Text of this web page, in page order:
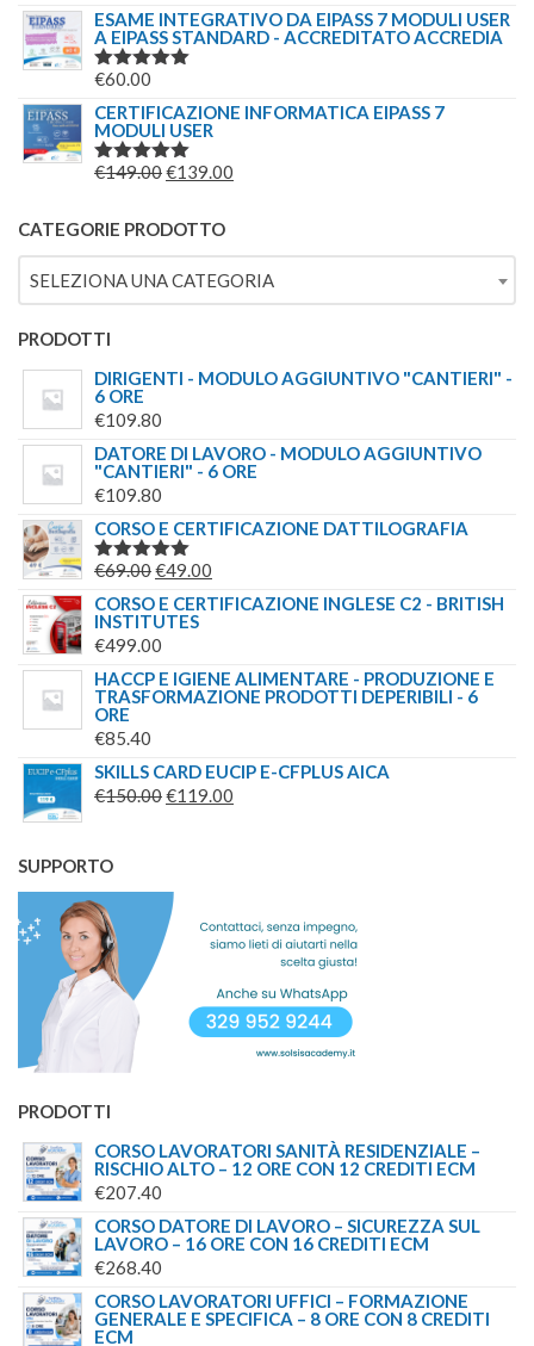
ESAME INTEGRATIVO DA EIPASS 7 MODULI USER
A EIPASS STANDARD - ACCREDITATO ACCREDIA
VALUTATO
€60.00
CERTIFICAZIONE INFORMATICA EIPASS 7
MODULI USER
VALUTATO
€149.00IL
ORIGINALE
ERA:
€149.00.
€139.00
È:
€139.00.
CATEGORIE PRODOTTO
SELEZIONA UNA CATEGORIA
PRODOTTI
DIRIGENTI - MODULO AGGIUNTIVO "CANTIERI" -
6 ORE
€109.80
DATORE DI LAVORO - MODULO AGGIUNTIVO
"CANTIERI" - 6 ORE
€109.80
CORSO E CERTIFICAZIONE DATTILOGRAFIA
VALUTATO
€69.00IL
PREZZO
ORIGINALE
ERA:
€69.00.
€49.00
PREZZO
€49.00.
CORSO E CERTIFICAZIONE INGLESE C2 - BRITISH
INSTITUTES
€499.00
HACCP E IGIENE ALIMENTARE - PRODUZIONE E
TRASFORMAZIONE PRODOTTI DEPERIBILI - 6
ORE
€85.40
SKILLS CARD EUCIP E-CFPLUS AICA
€150.00IL
€150.00.
€119.00
SUPPORTO
PRODOTTI
CORSO LAVORATORI SANITÀ RESIDENZIALE –
RISCHIO ALTO – 12 ORE CON 12 CREDITI ECM
€207.40
CORSO DATORE DI LAVORO – SICUREZZA SUL
LAVORO – 16 ORE CON 16 CREDITI ECM
€268.40
CORSO LAVORATORI UFFICI – FORMAZIONE
GENERALE E SPECIFICA – 8 ORE CON 8 CREDITI
ECM